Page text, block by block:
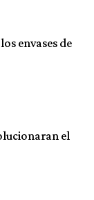
envases de
el